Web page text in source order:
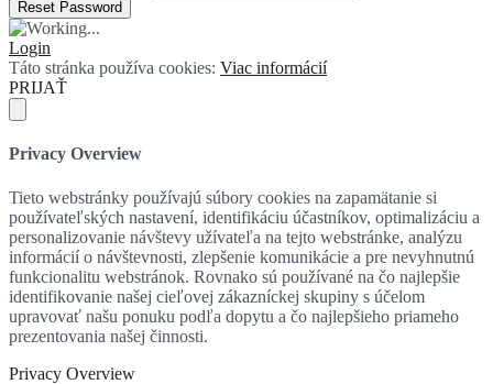
Login
Táto stránka používa cookies: Viac informácií
PRIJAŤ
Privacy Overview
Tieto webstránky používajú súbory cookies na zapamätanie si
používateľských nastavení, identifikáciu účastníkov, optimalizáciu a
personalizovanie návštevy užívateľa na tejto webstránke, analýzu
informácií o návštevnosti, zlepšenie komunikácie a pre nevyhnutnú
funkcionalitu webstránok. Rovnako sú používané na čo najlepšie
identifikovanie našej cieľovej zákazníckej skupiny s účelom
upravovať našu ponuku podľa dopytu a čo najlepšieho priameho
prezentovania našej činnosti.
Privacy Overview